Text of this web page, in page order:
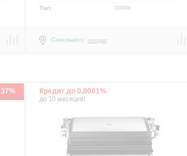
р
Тип: гриль
Самовывоз: сегодня
Кредит до 0,0001%
до 10 месяцев!